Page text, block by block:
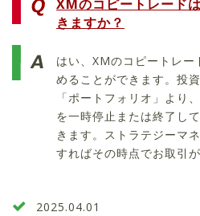
XMのコピートレード
きますか？
はい、XMのコピートレ
めることができます。投
「ポートフォリオ」より
を一時停止または終了し
きます。ストラテジーマ
すればその時点でお取引
2025.04.01